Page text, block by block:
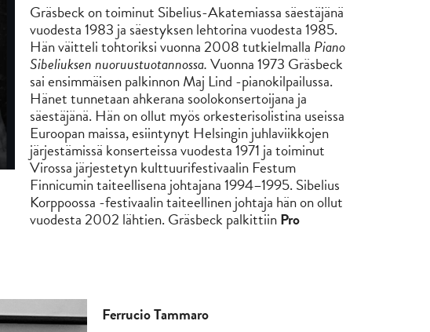
Gräsbeck on toiminut Sibelius-Akatemiassa säestäjänä
vuodesta 1983 ja säestyksen lehtorina vuodesta 1985.
Hän väitteli tohtoriksi vuonna 2008 tutkielmalla Piano
Sibeliuksen nuoruustuotannossa.Vuonna 1973 Gräsbeck
sai ensimmäisen palkinnon Maj Lind -pianokilpailussa.
Hänet tunnetaan ahkerana soolokonsertoijana ja
säestäjänä. Hän on ollut myös orkesterisolistina useissa
Euroopan maissa, esiintynyt Helsingin juhlaviikkojen
järjestämissä konserteissa vuodesta 1971 ja toiminut
Virossa järjestetyn kulttuurifestivaalin Festum
Finnicumin taiteellisena johtajana 1994–1995. Sibelius
Korppoossa -festivaalin taiteellinen johtaja hän on ollut
vuodesta 2002 lähtien. Gräsbeck palkittiinPro
Ferrucio Tammaro